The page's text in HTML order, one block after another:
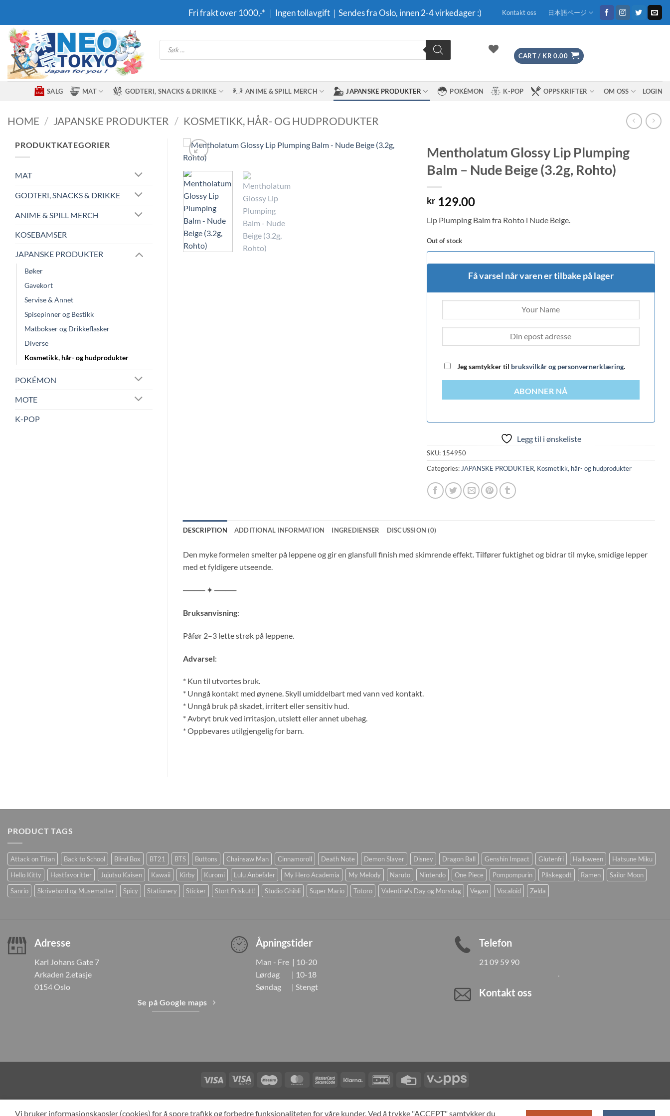
content
Fri frakt over 1000,-* ｜Ingen tollavgift｜Sendes fra Oslo, innen 2-4 virkedager :) Kontakt oss 日本語ページ
Products
search
CART / KR 0.00
SALG MAT GODTERI, SNACKS & DRIKKE ANIME & SPILL MERCH JAPANSKE PRODUKTER POKÉMON K-POP OPPSKRIFTER OM OSS LOGIN
HOME / JAPANSKE PRODUKTER / KOSMETIKK, HÅR- OG HUDPRODUKTER
PRODUKTKATEGORIER
MAT
GODTERI, SNACKS & DRIKKE
ANIME & SPILL MERCH
KOSEBAMSER
JAPANSKE PRODUKTER
Bøker
Gavekort
Servise & Annet
Spisepinner og Bestikk
Matbokser og Drikkeflasker
Diverse
Kosmetikk, hår- og hudprodukter
POKÉMON
MOTE
K-POP
Mentholatum Glossy Lip Plumping
Balm – Nude Beige (3.2g, Rohto)
kr129.00
Lip Plumping Balm fra Rohto i Nude Beige.
Out of stock
Få varsel når varen er tilbake på lager
Jeg samtykker til bruksvilkår og personvernerklæring.
ABONNER NÅ
Legg til i ønskeliste
SKU: 154950
Categories:JAPANSKE PRODUKTER, Kosmetikk, hår- og hudprodukter
DESCRIPTION ADDITIONAL INFORMATION INGREDIENSER DISCUSSION (0)
Den myke formelen smelter på leppene og gir en glansfull finish med skimrende effekt. Tilfører fuktighet og bidrar til myke, smidige lepper
med et fyldigere utseende.
──── ✦ ────
Bruksanvisning:
Påfør 2–3 lette strøk på leppene.
Advarsel:
* Kun til utvortes bruk.
* Unngå kontakt med øynene. Skyll umiddelbart med vann ved kontakt.
* Unngå bruk på skadet, irritert eller sensitiv hud.
* Avbryt bruk ved irritasjon, utslett eller annet ubehag.
* Oppbevares utilgjengelig for barn.
PRODUCT TAGS
Attack on Titan Back to School Blind Box BT21 BTS Buttons Chainsaw Man Cinnamoroll Death Note Demon Slayer Disney Dragon Ball Genshin Impact Glutenfri Halloween
Hatsune Miku
Hello Kitty
Høstfavoritter Jujutsu Kaisen Kawaii Kirby Kuromi Lulu Anbefaler My Hero Academia My Melody Naruto Nintendo One Piece Pompompurin Påskegodt Ramen
Sailor Moon
Sanrio
Skrivebord og Musematter Spicy Stationery Sticker Stort Priskutt! Studio Ghibli Super Mario Totoro Valentine's Day og Morsdag Vegan Vocaloid Zelda
Adresse
Karl Johans Gate 7
Arkaden 2.etasje
0154 Oslo
Se på Google maps
Åpningstider
Man - Fre | 10-20
Lørdag | 10-18
Søndag | Stengt
Telefon
21 09 59 90
Kontakt oss
Visa
Visa
Maestro MasterCardMasterCardKlarna DanKort
Credit
Vipps
TILBAKEKALLINGER KONTAKT OSS OM OSS SPESIALBESTILLING MIN KONTO ALL PRODUCTS
Vi bruker informasjonskapsler (cookies) for å spore trafikk og forbedre funksjonaliteten for våre kunder. Ved å trykke "ACCEPT" samtykker du